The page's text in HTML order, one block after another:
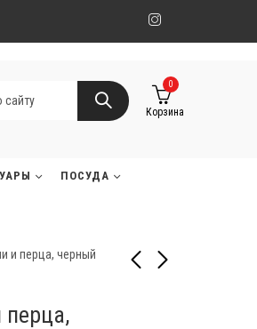
0
Корзина
ПОСУДА
и перца, черный
перца,
Big Green Egg Набор
Napoleon Поварской